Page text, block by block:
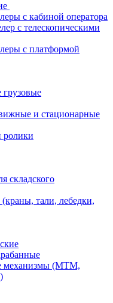
с кабиной оператора
с телескопическими
с платформой
и стационарные
ролики
складского
тали, лебедки,
механизмы (МТМ,